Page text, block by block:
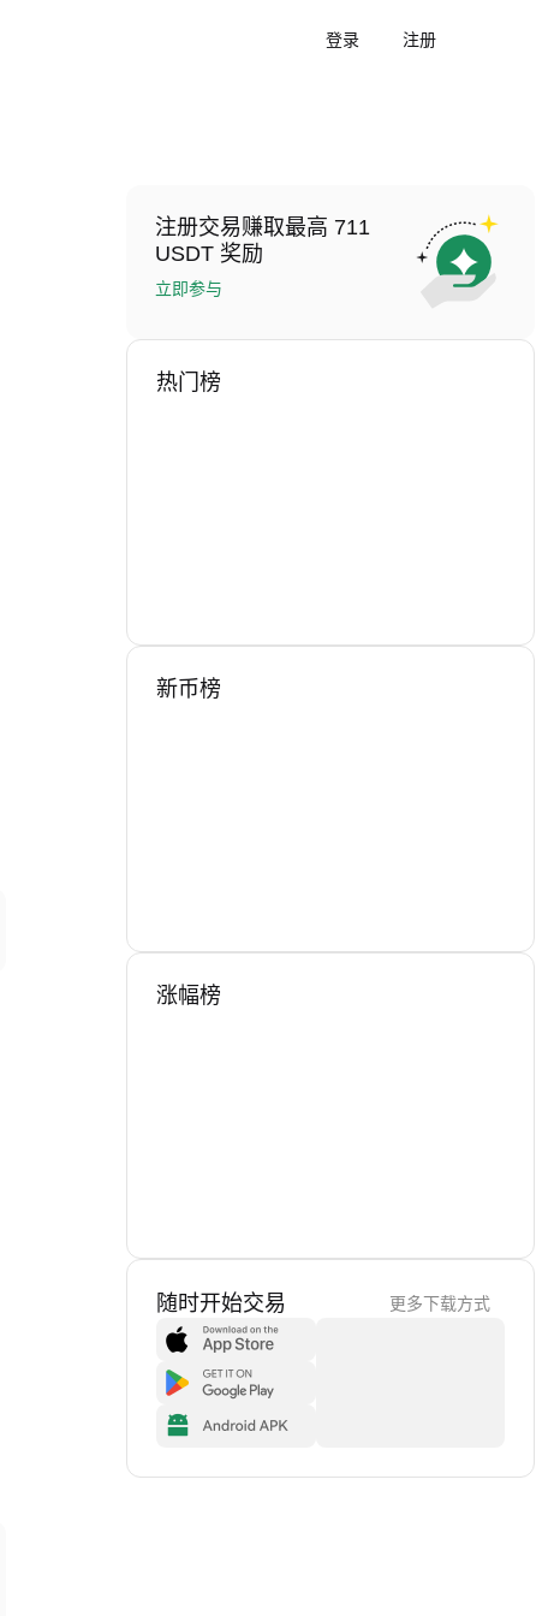
登录 注册
注册交易赚取最高 711
USDT 奖励
立即参与
热门榜
新币榜
涨幅榜
随时开始交易 更多下载方式